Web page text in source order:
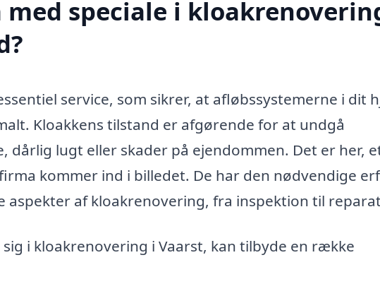
speciale i
service, som sikrer, at afløbssystemerne i dit
Kloakkens tilstand er afgørende for at undgå
dårlig lugt eller skader på ejendommen. Det er her,
kommer ind i billedet. De har den nødvendige
aspekter af kloakrenovering, fra inspektion til
i kloakrenovering i Vaarst, kan tilbyde en række